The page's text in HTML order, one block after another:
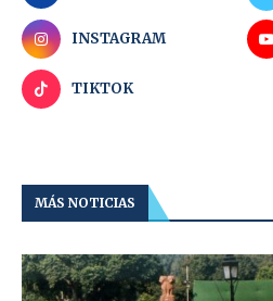
INSTAGRAM
TIKTOK
MÁS NOTICIAS